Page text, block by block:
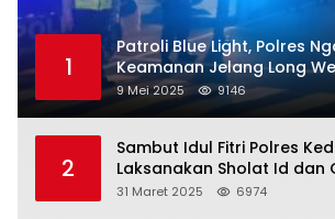
1
Patroli Blue Light, Polres
Keamanan Jelang Long
9 Mei 2025 9146
2
Sambut Idul Fitri Polres
Laksanakan Sholat Id dan
Halalbihalal
31 Maret 2025 6974